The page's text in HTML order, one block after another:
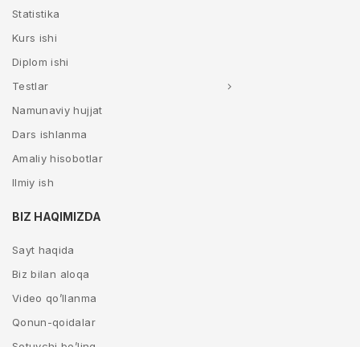
Statistika
Kurs ishi
Diplom ishi
Testlar
Namunaviy hujjat
Dars ishlanma
Amaliy hisobotlar
Ilmiy ish
BIZ HAQIMIZDA
Sayt haqida
Biz bilan aloqa
Video qo’llanma
Qonun-qoidalar